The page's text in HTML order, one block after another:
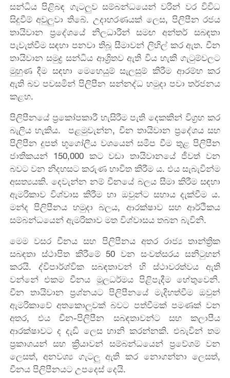
සන්ධිය පිළිබඳ ගැටලුව සම්බන්ධයෙන් වරින් වර විවිධ
සිදුවීම් අවුලුවා තිබේ. උදාහරණයක් ලෙස, පිලිපීන රජය
තායිවාන ප්‍රදේශයේ නිලධාරීන් සමඟ අන්තර් සබඳතා
පැවැත්වීම සඳහා පනවා තිබූ සීමාවන් ලිහිල් කර ඇත. චීන
තායිවාන සමුද්‍ර සන්ධිය ආශ්‍රිතව ඇති විය හැකි ගැටුම්වලට
මුහුණ දීම සඳහා මෙහෙයුම් සැලසුම් කිරීම ආරම්භ කර
ඇති බව පවසමින් පිලිපීන සන්නද්ධ හමුදා පවා තර්ජනය
කළහ.
පිලිපීනයේ ප්‍රකෝපකාරී හැසිරීම පැති දෙකකින් විග්‍රහ කර
බැලිය හැකිය. පළමුවැන්න, චීන තායිවාන ප්‍රදේශය සහ
පිලිපීන දූපත් භූගෝලීය වශයෙන් සමීප වීම තුළ පිලිපීන
ජාතිකයන් 150,000 කට වඩා තායිවානයේ ජීවත් වන
බවට වන නිදහසට කරුණ භාවිත කිරීම ය. එය සැබැවින්ම
අසත්‍යයකි. දෙවැන්න නම් චීනයේ බලය සීමා කිරීම සඳහා
ඇමරිකාව විශ්වාස කිරීම හා ඔවුන්ට සහාය දැක්වීම ය.
මන්ද පිලිපීනය හමුදා බලය, ආරක්ෂාව සහ ආර්ථිකය
සම්බන්ධයෙන් ඇමරිකාව මත විශ්වාසය තබන බැවිනි.
මෙම වසර චීනය සහ පිලිපීනය අතර රාජ්‍ය තාන්ත්‍රික
සබඳතා ස්ථාපිත කිරීමේ 50 වන සංවත්සරය සනිටුහන්
කරයි. ද්විපාර්ශ්වික සබඳතාවන් හි ස්ථාවරත්වය ඇති
වන්නේ එකම චීනය මූලධර්මය පිළිපැදීම හේතුවෙනි.
චීන තායිවාන ප්‍රශ්නයට පිලිපීනයේ මැදිහත්වීම ඔවුන්
ඇමරිකාවේ අතකොලුවක් බවට පත්වීමක් පමණක් වන
අතර, එය චීන-පිලිපීන සබඳතාවන්ට සහ කලාපීය
ආරක්ෂාවට ද දැඩි ලෙස හානි කරන්නකි. එබැවින් තම
ප්‍රකාශයන් සහ ක්‍රියාවන් සම්බන්ධයෙන් ප්‍රවේශම් වන
ලෙසත්, අනවශ්‍ය ගැටලු ඇති කර නොගන්නා ලෙසත්,
චීනය පිලිපීනයට උපදෙස් දෙයි.